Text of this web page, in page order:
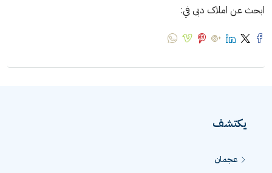
ابحث عن املاک دبی في:
يكتشف
عجمان